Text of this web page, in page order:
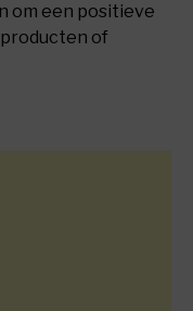
om een positieve
of